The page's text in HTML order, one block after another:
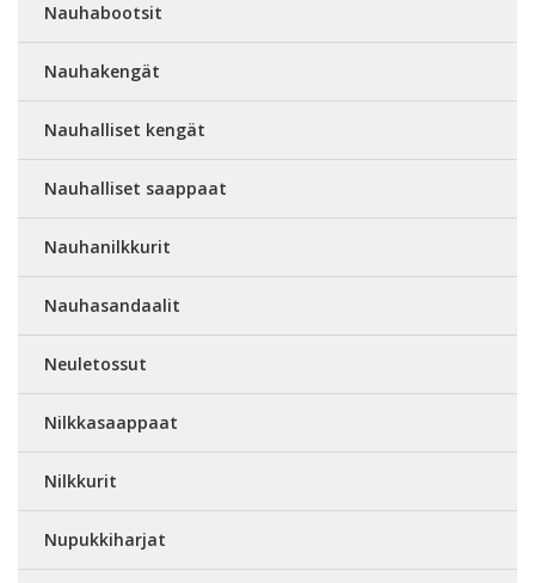
Nauhabootsit
Nauhakengät
Nauhalliset kengät
Nauhalliset saappaat
Nauhanilkkurit
Nauhasandaalit
Neuletossut
Nilkkasaappaat
Nilkkurit
Nupukkiharjat